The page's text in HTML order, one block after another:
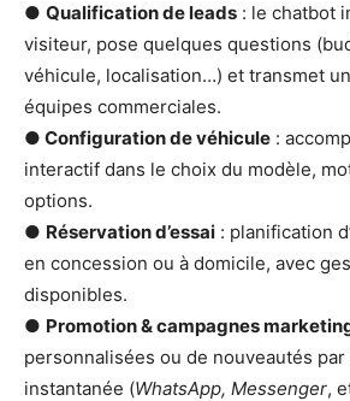
● Qualification de leads : le chatbot
visiteur, pose quelques questions
véhicule, localisation…) et transmet
équipes commerciales.
● Configuration de véhicule :
interactif dans le choix du modèle,
options.
● Réservation d’essai : planification
en concession ou à domicile, avec
disponibles.
● Promotion & campagnes
personnalisées ou de nouveautés
instantanée (WhatsApp, Messenger,